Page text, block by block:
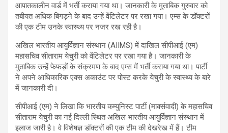
आपातकालीन वार्ड में भर्ती कराया गया था। जानकारी के मुताबिक गुरुवार को
तबीयत अधिक बिगड़ने के बाद उन्हें वेंटिलेटर पर रखा गया। एम्स के डॉक्टरों
की एक टीम उनके स्वास्थ्य पर नजर रख रही है।
अखिल भारतीय आयुर्विज्ञान संस्थान (AIIMS) में दाखिल सीपीआई (एम)
महासचिव सीताराम येचुरी को वेंटिलेटर पर रखा गया है। जानकारी के
मुताबिक उन्हें फेफड़ों के संक्रमण के बाद एम्स में भर्ती कराया गया था। पार्टी
ने अपने आधिकारिक एक्स अकाउंट पर पोस्ट करके येचुरी के स्वास्थ्य के बारे
में जानकारी दी।
सीपीआई (एम) ने लिखा कि भारतीय कम्युनिस्ट पार्टी (मार्क्सवादी) के महासचिव
सीताराम येचुरी का नई दिल्ली स्थित अखिल भारतीय आयुर्विज्ञान संस्थान में
इलाज जारी है। वे विशेषज्ञ डॉक्टरों की एक टीम की देखरेख में हैं। टीम